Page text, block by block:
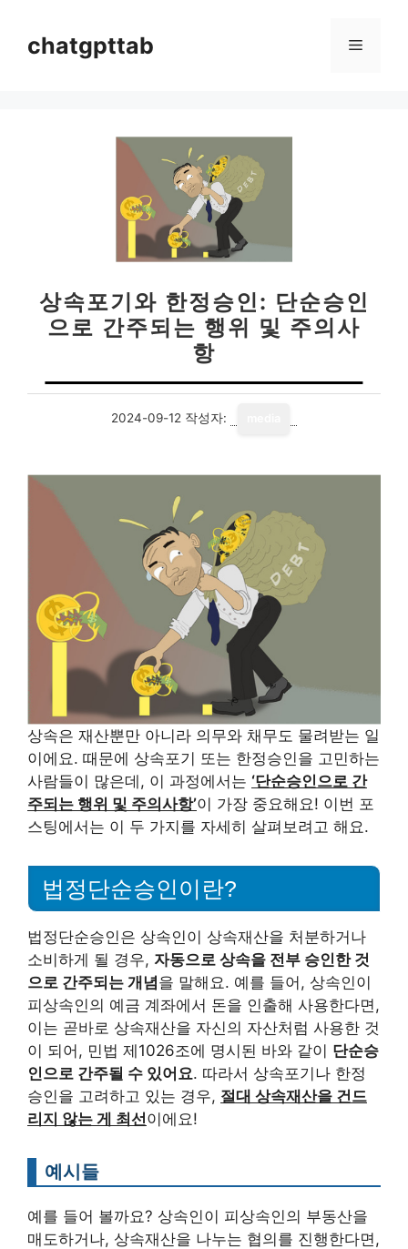
chatgpttab 메
상속포기와 한정승인: 단순승인
으로 간주되는 행위 및 주의사
항
2024-09-12 작성자:
상속은 재산뿐만 아니라 의무와 채무도 물려받는 일
이에요. 때문에 상속포기 또는 한정승인을 고민하는
사람들이 많은데, 이 과정에서는 ‘단순승인으로 간
주되는 행위 및 주의사항’이 가장 중요해요! 이번 포
스팅에서는 이 두 가지를 자세히 살펴보려고 해요.
법정단순승인이란?
법정단순승인은 상속인이 상속재산을 처분하거나
소비하게 될 경우, 자동으로 상속을 전부 승인한 것
으로 간주되는 개념을 말해요. 예를 들어, 상속인이
피상속인의 예금 계좌에서 돈을 인출해 사용한다면,
이는 곧바로 상속재산을 자신의 자산처럼 사용한 것
이 되어, 민법 제1026조에 명시된 바와 같이 단순승
인으로 간주될 수 있어요. 따라서 상속포기나 한정
승인을 고려하고 있는 경우, 절대 상속재산을 건드
리지 않는 게 최선이에요!
예시들
예를 들어 볼까요? 상속인이 피상속인의 부동산을
매도하거나, 상속재산을 나누는 협의를 진행한다면,